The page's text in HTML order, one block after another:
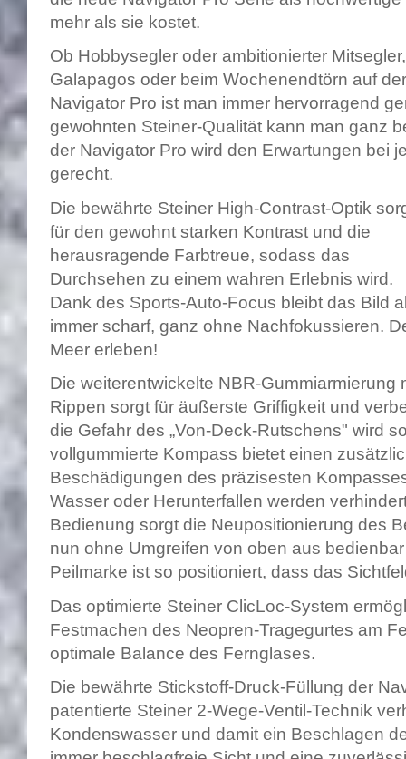
mehr als sie kostet.
Ob Hobbysegler oder ambitionierter
Galapagos oder beim Wochenendtörn auf
Navigator Pro ist man immer hervorragend
gewohnten Steiner-Qualität kann man ganz
der Navigator Pro wird den Erwartungen bei
gerecht.
Die bewährte Steiner High-Contrast-Optik
für den gewohnt starken Kontrast und die
herausragende Farbtreue, sodass das
Durchsehen zu einem wahren Erlebnis wird.
Dank des Sports-Auto-Focus bleibt das Bild
immer scharf, ganz ohne Nachfokussieren.
Meer erleben!
Die weiterentwickelte NBR-Gummiarmierung
Rippen sorgt für äußerste Griffigkeit und
die Gefahr des „Von-Deck-Rutschens" wird
vollgummierte Kompass bietet einen
Beschädigungen des präzisesten
Wasser oder Herunterfallen werden
Bedienung sorgt die Neupositionierung des
nun ohne Umgreifen von oben aus
Peilmarke ist so positioniert, dass das
Das optimierte Steiner ClicLoc-System
Festmachen des Neopren-Tragegurtes am
optimale Balance des Fernglases.
Die bewährte Stickstoff-Druck-Füllung der
patentierte Steiner 2-Wege-Ventil-Technik
Kondenswasser und damit ein Beschlagen